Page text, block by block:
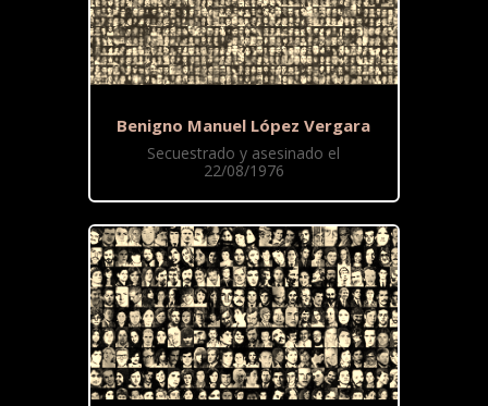
Benigno Manuel López Vergara
Secuestrado y asesinado el
22/08/1976